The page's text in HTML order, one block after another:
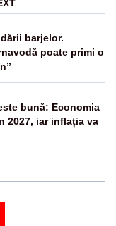
barjelor.
poate primi o
bună: Economia
2027, iar inflația va